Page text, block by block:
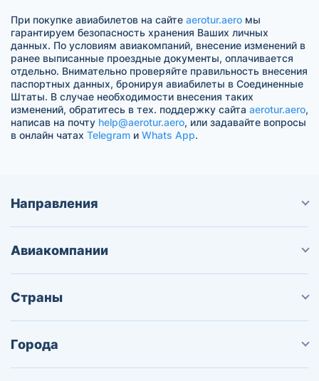
При покупке авиабилетов на сайте aerotur.aero мы
гарантируем безопасность хранения Ваших личных
данных. По условиям авиакомпаний, внесение изменений в
ранее выписанные проездные документы, оплачивается
отдельно. Внимательно проверяйте правильность внесения
паспортных данных, бронируя авиабилеты в Соединенные
Штаты. В случае необходимости внесения таких
изменений, обратитесь в тех. поддержку сайта aerotur.aero,
написав на почту help@aerotur.aero, или задавайте вопросы
в онлайн чатах Telegram и Whats App.
Направления
Авиакомпании
Страны
Города